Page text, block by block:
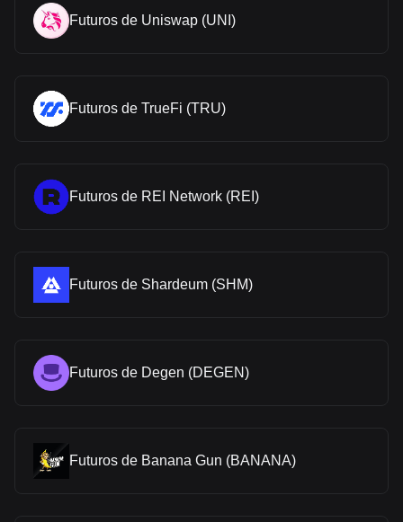
Futuros de Uniswap (UNI)
Futuros de TrueFi (TRU)
Futuros de REI Network (REI)
Futuros de Shardeum (SHM)
Futuros de Degen (DEGEN)
Futuros de Banana Gun (BANANA)